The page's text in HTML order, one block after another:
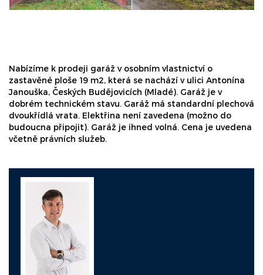
Nabízíme k prodeji garáž v osobním vlastnictví o
zastavěné ploše 19 m2, která se nachází v ulici Antonína
Janouška, Českých Budějovicích (Mladé). Garáž je v
dobrém technickém stavu. Garáž má standardní plechová
dvoukřídlá vrata. Elektřina není zavedena (možno do
budoucna připojit). Garáž je ihned volná. Cena je uvedena
včetně právních služeb.